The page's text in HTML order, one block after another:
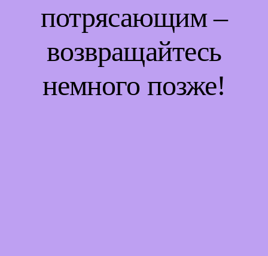
потрясающим –
возвращайтесь
немного позже!